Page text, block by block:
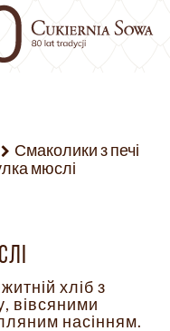
Смаколики з печі
мюслі
хліб з
вівсяними
насінням.